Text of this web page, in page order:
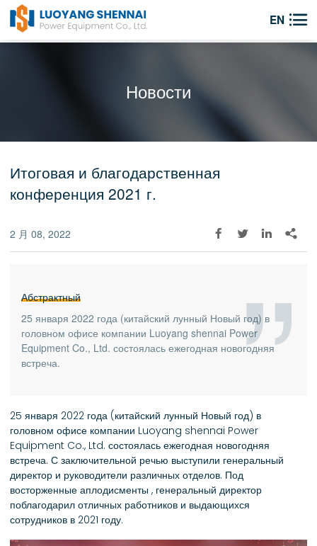
EN 
Новости
Итоговая и благодарственная
конференция 2021 г.
2 月 08, 2022    
Абстрактный
25 января 2022 года (китайский лунный Новый год) в
головном офисе компании Luoyang shennai Power
Equipment Co., Ltd. состоялась ежегодная новогодняя
встреча.
25 января 2022 года (китайский лунный Новый год) в
головном офисе компании Luoyang shennai Power
Equipment Co., Ltd. состоялась ежегодная новогодняя
встреча. С заключительной речью выступили генеральный
директор и руководители различных отделов. Под
восторженные аплодисменты , генеральный директор
поблагодарил отличных работников и выдающихся
сотрудников в 2021 году.